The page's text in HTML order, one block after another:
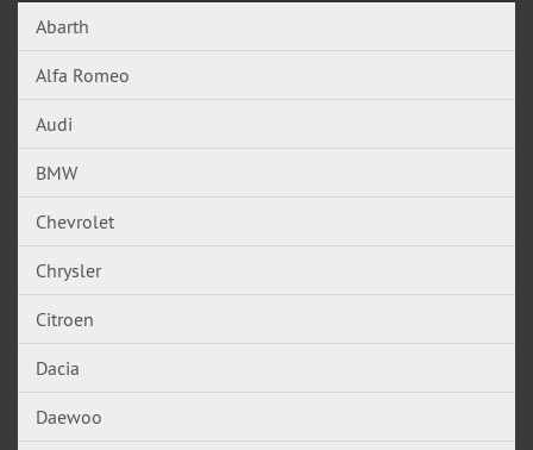
Abarth
Alfa Romeo
Audi
BMW
Chevrolet
Chrysler
Citroen
Dacia
Daewoo